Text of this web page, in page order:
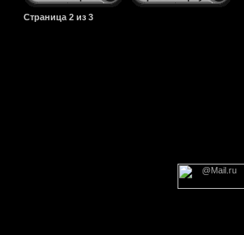
Страница 2 из 3